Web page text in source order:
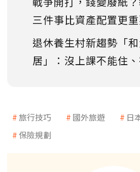
三件事比資產配置更重
退休養生村新趨勢「
居」：沒上課不能住
旅行技巧 國外旅遊 日
保險規劃